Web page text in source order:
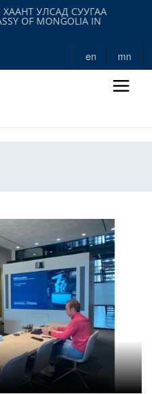
УЛСАД СУУГАА
OF MONGOLIA IN
en mn